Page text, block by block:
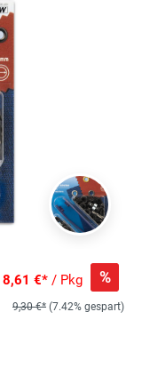
8,61 €* / Pkg %
9,30 €* (7.42% gespart)